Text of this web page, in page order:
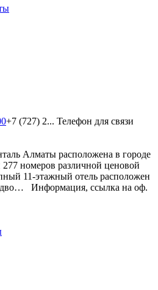
+7 (727) 2... Телефон для связи
Алматы расположена в городе
номеров различной ценовой
11-этажный отель расположен
дво… Информация, ссылка на оф.